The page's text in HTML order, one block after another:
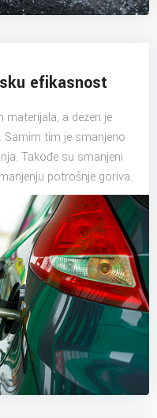
efikasnost
materijala, a dezen je
Samim tim je smanjeno
Takođe su smanjeni
potrošnje goriva.